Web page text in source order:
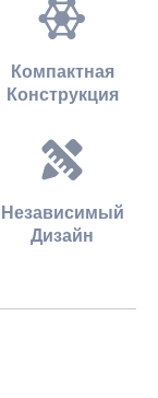
Компактная
Конструкция
Независимый
Дизайн